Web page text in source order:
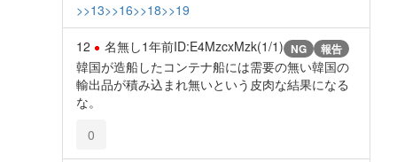
>>13>>16>>18>>19
12 名無し1年前ID:E4MzcxMzk(1/1) NG 報告
韓国が造船したコンテナ船には需要の無い韓国の
輸出品が積み込まれ無いという皮肉な結果になる
な。
0